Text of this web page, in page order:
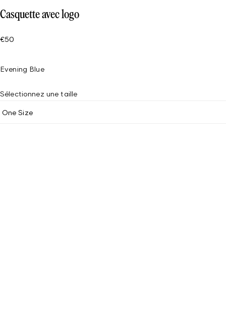
Casquette avec logo
€50
Evening Blue
Sélectionnez une taille
One Size